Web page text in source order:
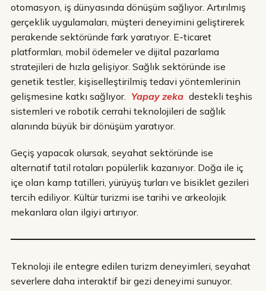
otomasyon, iş dünyasında dönüşüm sağlıyor. Artırılmış
gerçeklik uygulamaları, müşteri deneyimini geliştirerek
perakende sektöründe fark yaratıyor. E-ticaret
platformları, mobil ödemeler ve dijital pazarlama
stratejileri de hızla gelişiyor. Sağlık sektöründe ise
genetik testler, kişiselleştirilmiş tedavi yöntemlerinin
gelişmesine katkı sağlıyor. Yapay zeka destekli teşhis
sistemleri ve robotik cerrahi teknolojileri de sağlık
alanında büyük bir dönüşüm yaratıyor.
Geçiş yapacak olursak, seyahat sektöründe ise
alternatif tatil rotaları popülerlik kazanıyor. Doğa ile iç
içe olan kamp tatilleri, yürüyüş turları ve bisiklet gezileri
tercih ediliyor. Kültür turizmi ise tarihi ve arkeolojik
mekanlara olan ilgiyi artırıyor.
Teknoloji ile entegre edilen turizm deneyimleri, seyahat
severlere daha interaktif bir gezi deneyimi sunuyor.